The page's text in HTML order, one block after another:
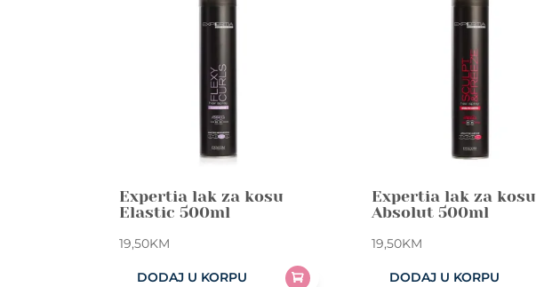
Expertia lak za kosu
Elastic 500ml
19,50KM
DODAJ U KORPU
Expertia lak za kosu
Absolut 500ml
19,50KM
DODAJ U KORPU